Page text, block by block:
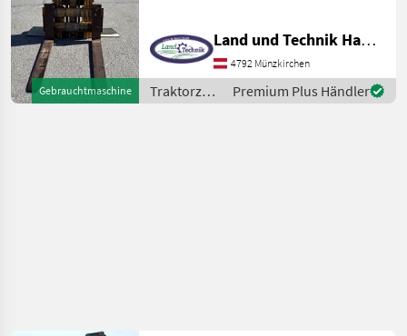
Gebrauchtmaschine
Traktorzubehör
Heckstapler
Land und Technik HandelsgesmbH
4792 Münzkirchen
Traktorzubehör
/ Sonstige
Premium Plus Händler